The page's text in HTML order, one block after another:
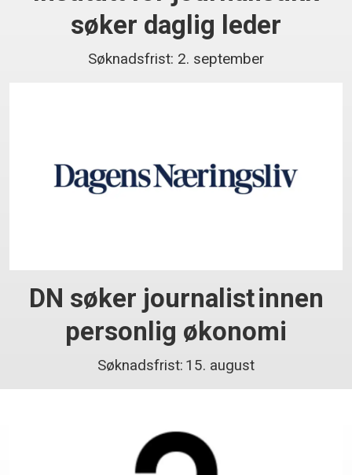
søker daglig leder
Søknadsfrist: 2. september
DN søker journalist innen
personlig økonomi
Søknadsfrist: 15. august